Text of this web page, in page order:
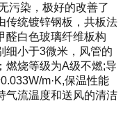
污染，极好的改善了
传统镀锌钢板，共板法
醛白色玻璃纤维板构
细小于3微米，风管的
燃烧等级为A级不燃;导
m·K,保温性能
气流温度和送风的清洁